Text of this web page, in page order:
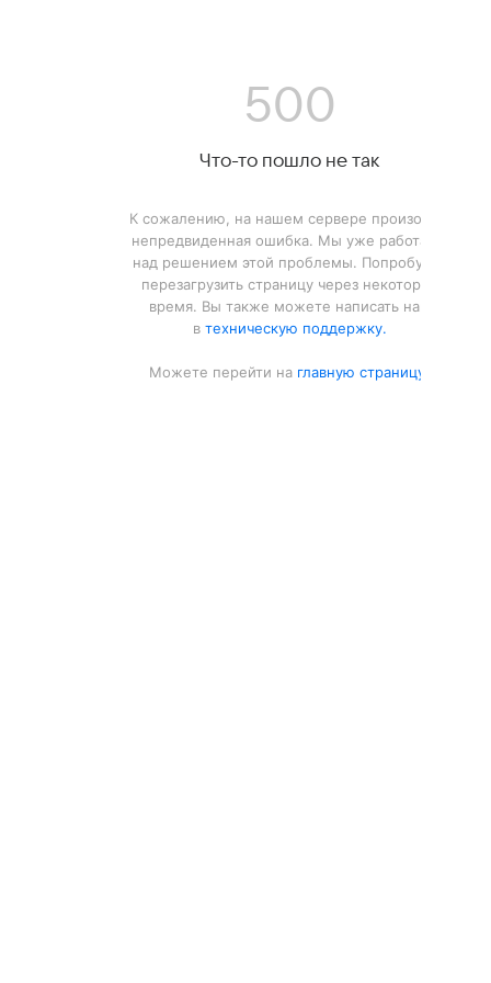
500
Что-то пошло не так
К сожалению, на нашем сервере произошла
непредвиденная ошибка. Мы уже работаем
над решением этой проблемы. Попробуйте
перезагрузить страницу через некоторое
время. Вы также можете написать нам
втехническую поддержку.
Можете перейти на главную страницу.